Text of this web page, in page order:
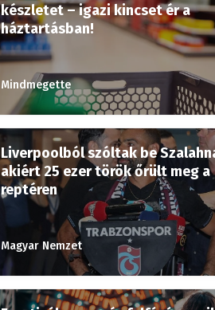
készletet – igazi kincset ér a
háztartásban!
Mindmegette
Liverpoolból szóltak be
akiért 25 ezer török őrült meg a
reptéren
Magyar Nemzet